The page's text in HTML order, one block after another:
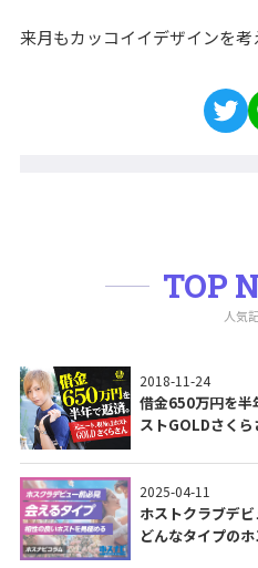
来月もカッコイイデザインを考
TOP
人気
2018-11-24
借金650万円を半
ストGOLDさくら
2025-04-11
ホストクラブデ
どんなタイプの